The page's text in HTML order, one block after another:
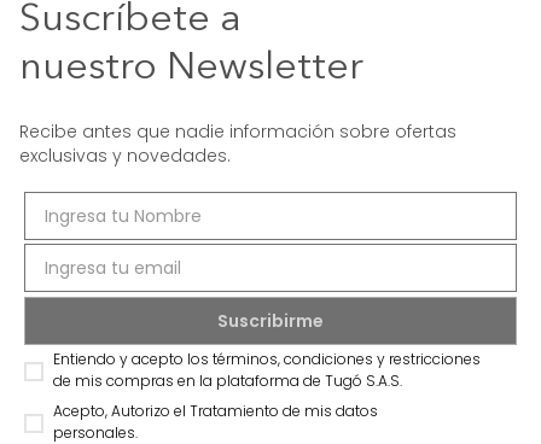
Suscríbete a
nuestro Newsletter
Recibe antes que nadie información sobre ofertas
exclusivas y novedades.
Entiendo y acepto los términos, condiciones y restricciones
de mis compras en la plataforma de Tugó S.A.S.
Acepto, Autorizo el Tratamiento de mis datos
personales.